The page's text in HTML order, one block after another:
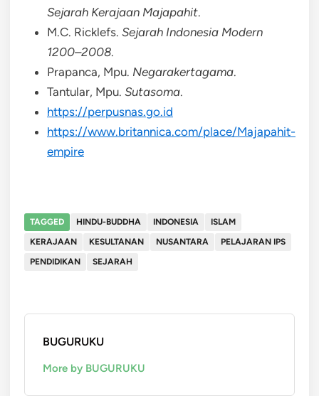
Sejarah Kerajaan Majapahit.
M.C. Ricklefs. Sejarah Indonesia Modern
1200–2008.
Prapanca, Mpu. Negarakertagama.
Tantular, Mpu. Sutasoma.
https://perpusnas.go.id
https://www.britannica.com/place/Majapahit-
empire
TAGGED HINDU-BUDDHA INDONESIA
ISLAM
KERAJAAN
KESULTANAN NUSANTARA
PELAJARAN IPS
PENDIDIKAN
SEJARAH
BUGURUKU
More by BUGURUKU